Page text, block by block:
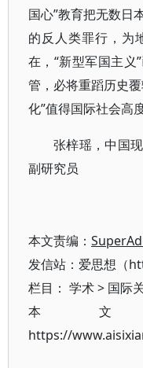
国心”教育把无数日
的反人类罪行，为
在，“新型军国主义
管，必将重蹈历史
化”值得国际社会高
张梓瑶，中国
副研究员
本文责编：
发信站：爱思想（
栏目： 学术> 国际
本
https://